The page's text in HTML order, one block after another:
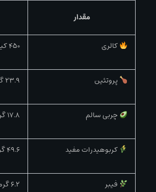
مقدار
کالری 450 کیلوکالری
پروتئین 23.9 گرم
چربی سالم 17.8 گرم
کربوهیدرات مفید 49.6 گرم
فیبر 6.2 گرم